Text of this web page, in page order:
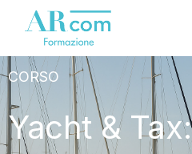
CORSO
Yacht & Tax: